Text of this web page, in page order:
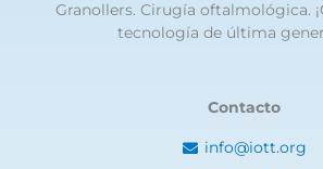
Granollers. Cirugía oftalmológica.
tecnología de última
Contacto
info@iott.org